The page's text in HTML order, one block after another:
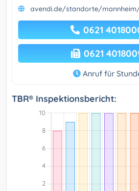
avendi.de/standorte/mannheim/
0621
0621
Anruf für
TBR® Inspektionsbericht: